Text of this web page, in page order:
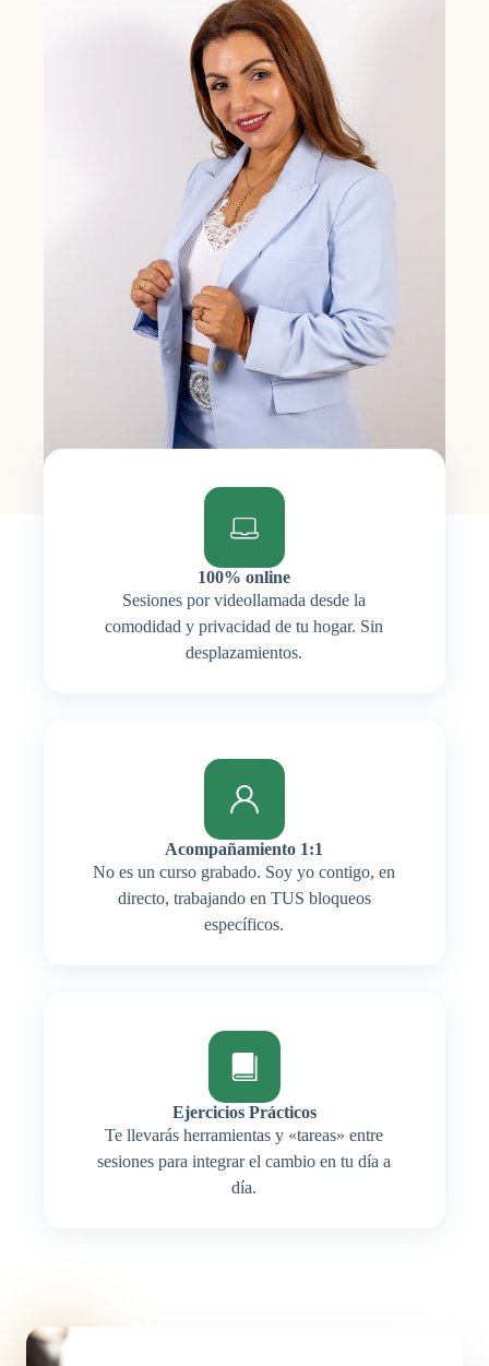
100% online
Sesiones por videollamada desde la
comodidad y privacidad de tu hogar. Sin
desplazamientos.
Acompañamiento 1:1
No es un curso grabado. Soy yo contigo, en
directo, trabajando en TUS bloqueos
específicos.
Ejercicios Prácticos
Te llevarás herramientas y «tareas» entre
sesiones para integrar el cambio en tu día a
día.